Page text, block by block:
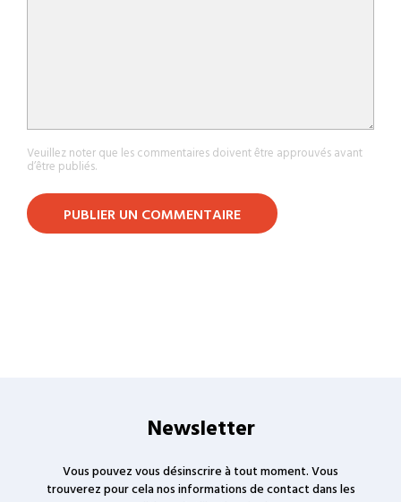
Veuillez noter que les commentaires doivent être approuvés avant
d’être publiés.
PUBLIER UN COMMENTAIRE
Newsletter
Vous pouvez vous désinscrire à tout moment. Vous
trouverez pour cela nos informations de contact dans les